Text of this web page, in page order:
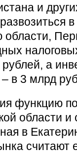
и
а
– в 3 млрд
функцию
области и
в
считают